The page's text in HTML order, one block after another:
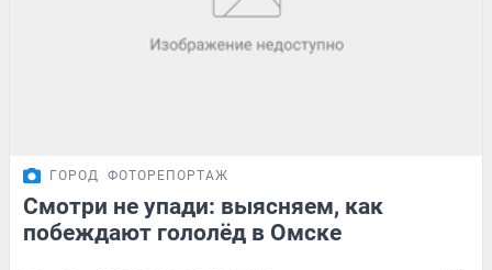
ГОРОД ФОТОРЕПОРТАЖ
Смотри не упади: выясняем, как
побеждают гололёд в Омске